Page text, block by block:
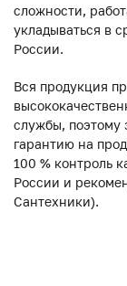
сложности,
укладываться в
России.
Вся продукция
службы, поэтому
гарантию на
100 % контроль
России и
Сантехники).